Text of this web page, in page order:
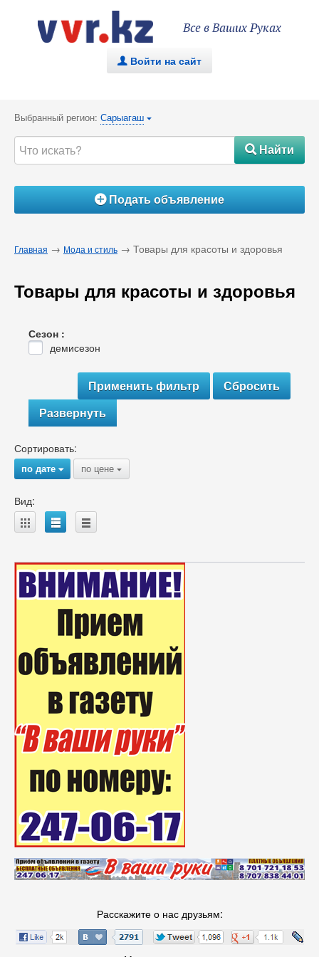
Все в Ваших Руках
. Войти на сайт
Выбранный регион: Сарыагаш {
#Найти
ÁПодать объявление
Главная → Мода и стиль → Товары для красоты и здоровья
Товары для красоты и здоровья
Сезон :
демисезон
Развернуть
Сортировать:
по дате{ по цене {
Вид:
A B C
Расскажите о нас друзьям: